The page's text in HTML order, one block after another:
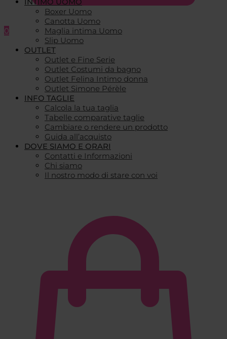
0
Boxer Uomo
Canotta Uomo
Maglia intima Uomo
Slip Uomo
OUTLET
Outlet e Fine Serie
Outlet Costumi da bagno
Outlet Felina Intimo donna
Outlet Simone Pérèle
INFO TAGLIE
Calcola la tua taglia
Tabelle comparative taglie
Cambiare o rendere un prodotto
Guida all’acquisto
DOVE SIAMO E ORARI
Contatti e Informazioni
Chi siamo
Il nostro modo di stare con voi